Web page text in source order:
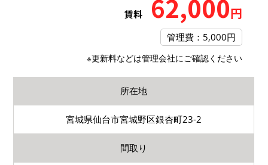
賃料 62,000円
管理費：5,000円
※更新料などは管理会社にご確認ください
所在地
宮城県仙台市宮城野区銀杏町23-2
間取り